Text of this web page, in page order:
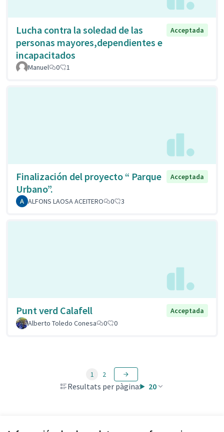
Lucha contra la soledad de las
personas mayores,dependientes e
incapacitados
Acceptada
Manuel 0 1
Finalización del proyecto “ Parque
Urbano”.
Acceptada
ALFONS LAOSA ACEITERO 0 3
Punt verd Calafell
Acceptada
Alberto Toledo Conesa
0 0
Resultats per pàgina: 20
1 2
Veure totes les propostes retirades